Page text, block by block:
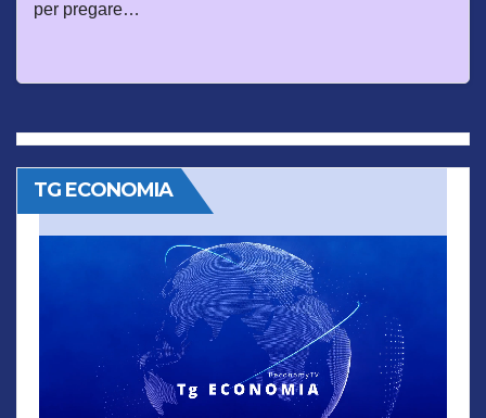
per pregare…
TG ECONOMIA